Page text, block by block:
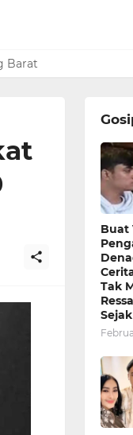
Barat Gak Dapat
Buat
Tak